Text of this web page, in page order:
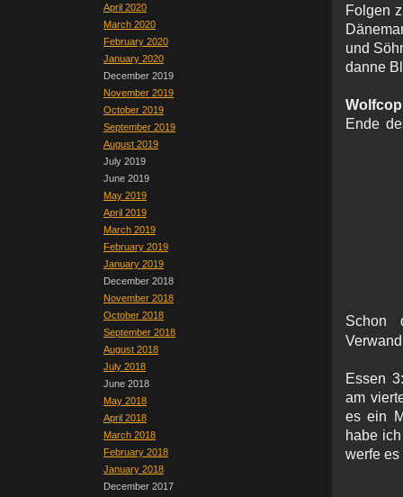
April 2020
March 2020
February 2020
January 2020
December 2019
November 2019
October 2019
September 2019
August 2019
July 2019
June 2019
May 2019
April 2019
March 2019
February 2019
January 2019
December 2018
November 2018
October 2018
September 2018
August 2018
July 2018
June 2018
May 2018
April 2018
March 2018
February 2018
January 2018
December 2017
Folgen
und
danne
Ende
Essen
am
es ein
habe
werfe es